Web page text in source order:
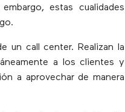
estas cualidades
un call center. Realizan la
a los clientes y
a aprovechar de manera